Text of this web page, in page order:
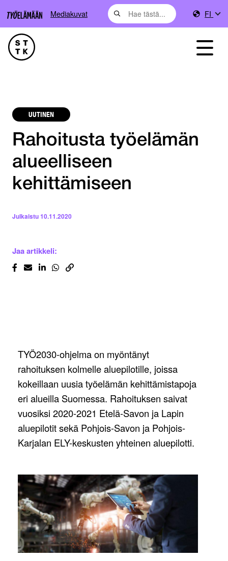
Mediakuvat FI
UUTINEN
Rahoitusta työelämän
alueelliseen
kehittämiseen
Julkaistu10.11.2020
Jaa artikkeli:
TYÖ2030-ohjelma on myöntänyt
rahoituksen kolmelle aluepilotille, joissa
kokeillaan uusia työelämän kehittämistapoja
eri alueilla Suomessa. Rahoituksen saivat
vuosiksi 2020-2021 Etelä-Savon ja Lapin
aluepilotit sekä Pohjois-Savon ja Pohjois-
Karjalan ELY-keskusten yhteinen aluepilotti.